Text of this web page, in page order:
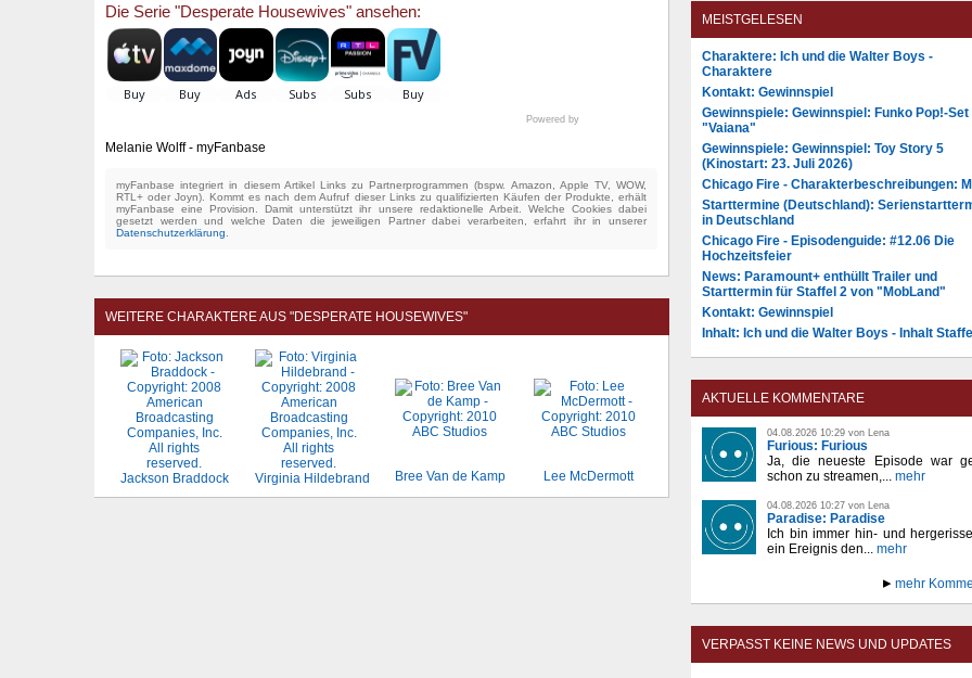
Die Serie "Desperate Housewives" ansehen:
Powered by
Melanie Wolff - myFanbase
myFanbase integriert in diesem Artikel Links zu Partnerprogrammen (bspw. Amazon, Apple TV, WOW,
RTL+ oder Joyn). Kommt es nach dem Aufruf dieser Links zu qualifizierten Käufen der Produkte, erhält
myFanbase eine Provision. Damit unterstützt ihr unsere redaktionelle Arbeit. Welche Cookies dabei
gesetzt werden und welche Daten die jeweiligen Partner dabei verarbeiten, erfahrt ihr in unserer
Datenschutzerklärung.
WEITERE CHARAKTERE AUS "DESPERATE HOUSEWIVES"
Jackson Braddock Virginia Hildebrand Bree Van de Kamp Lee McDermott
MEISTGELESEN
Charaktere: Ich und die Walter Boys -
Charaktere
Kontakt: Gewinnspiel
Gewinnspiele: Gewinnspiel: Funko Pop!-Set
"Vaiana"
Gewinnspiele: Gewinnspiel: Toy Story 5
(Kinostart: 23. Juli 2026)
Chicago Fire - Charakterbeschreibungen:
Starttermine (Deutschland):
in Deutschland
Chicago Fire - Episodenguide: #12.06 Die
Hochzeitsfeier
News: Paramount+ enthüllt Trailer und
Starttermin für Staffel 2 von "MobLand"
Kontakt: Gewinnspiel
Inhalt: Ich und die Walter Boys - Inhalt
AKTUELLE KOMMENTARE
04.08.2026 10:29 von Lena
Furious: Furious
Ja, die neueste Episode war
schon zu streamen,... mehr
04.08.2026 10:27 von Lena
Paradise: Paradise
Ich bin immer hin- und
ein Ereignis den... mehr
mehr
VERPASST KEINE NEWS UND UPDATES